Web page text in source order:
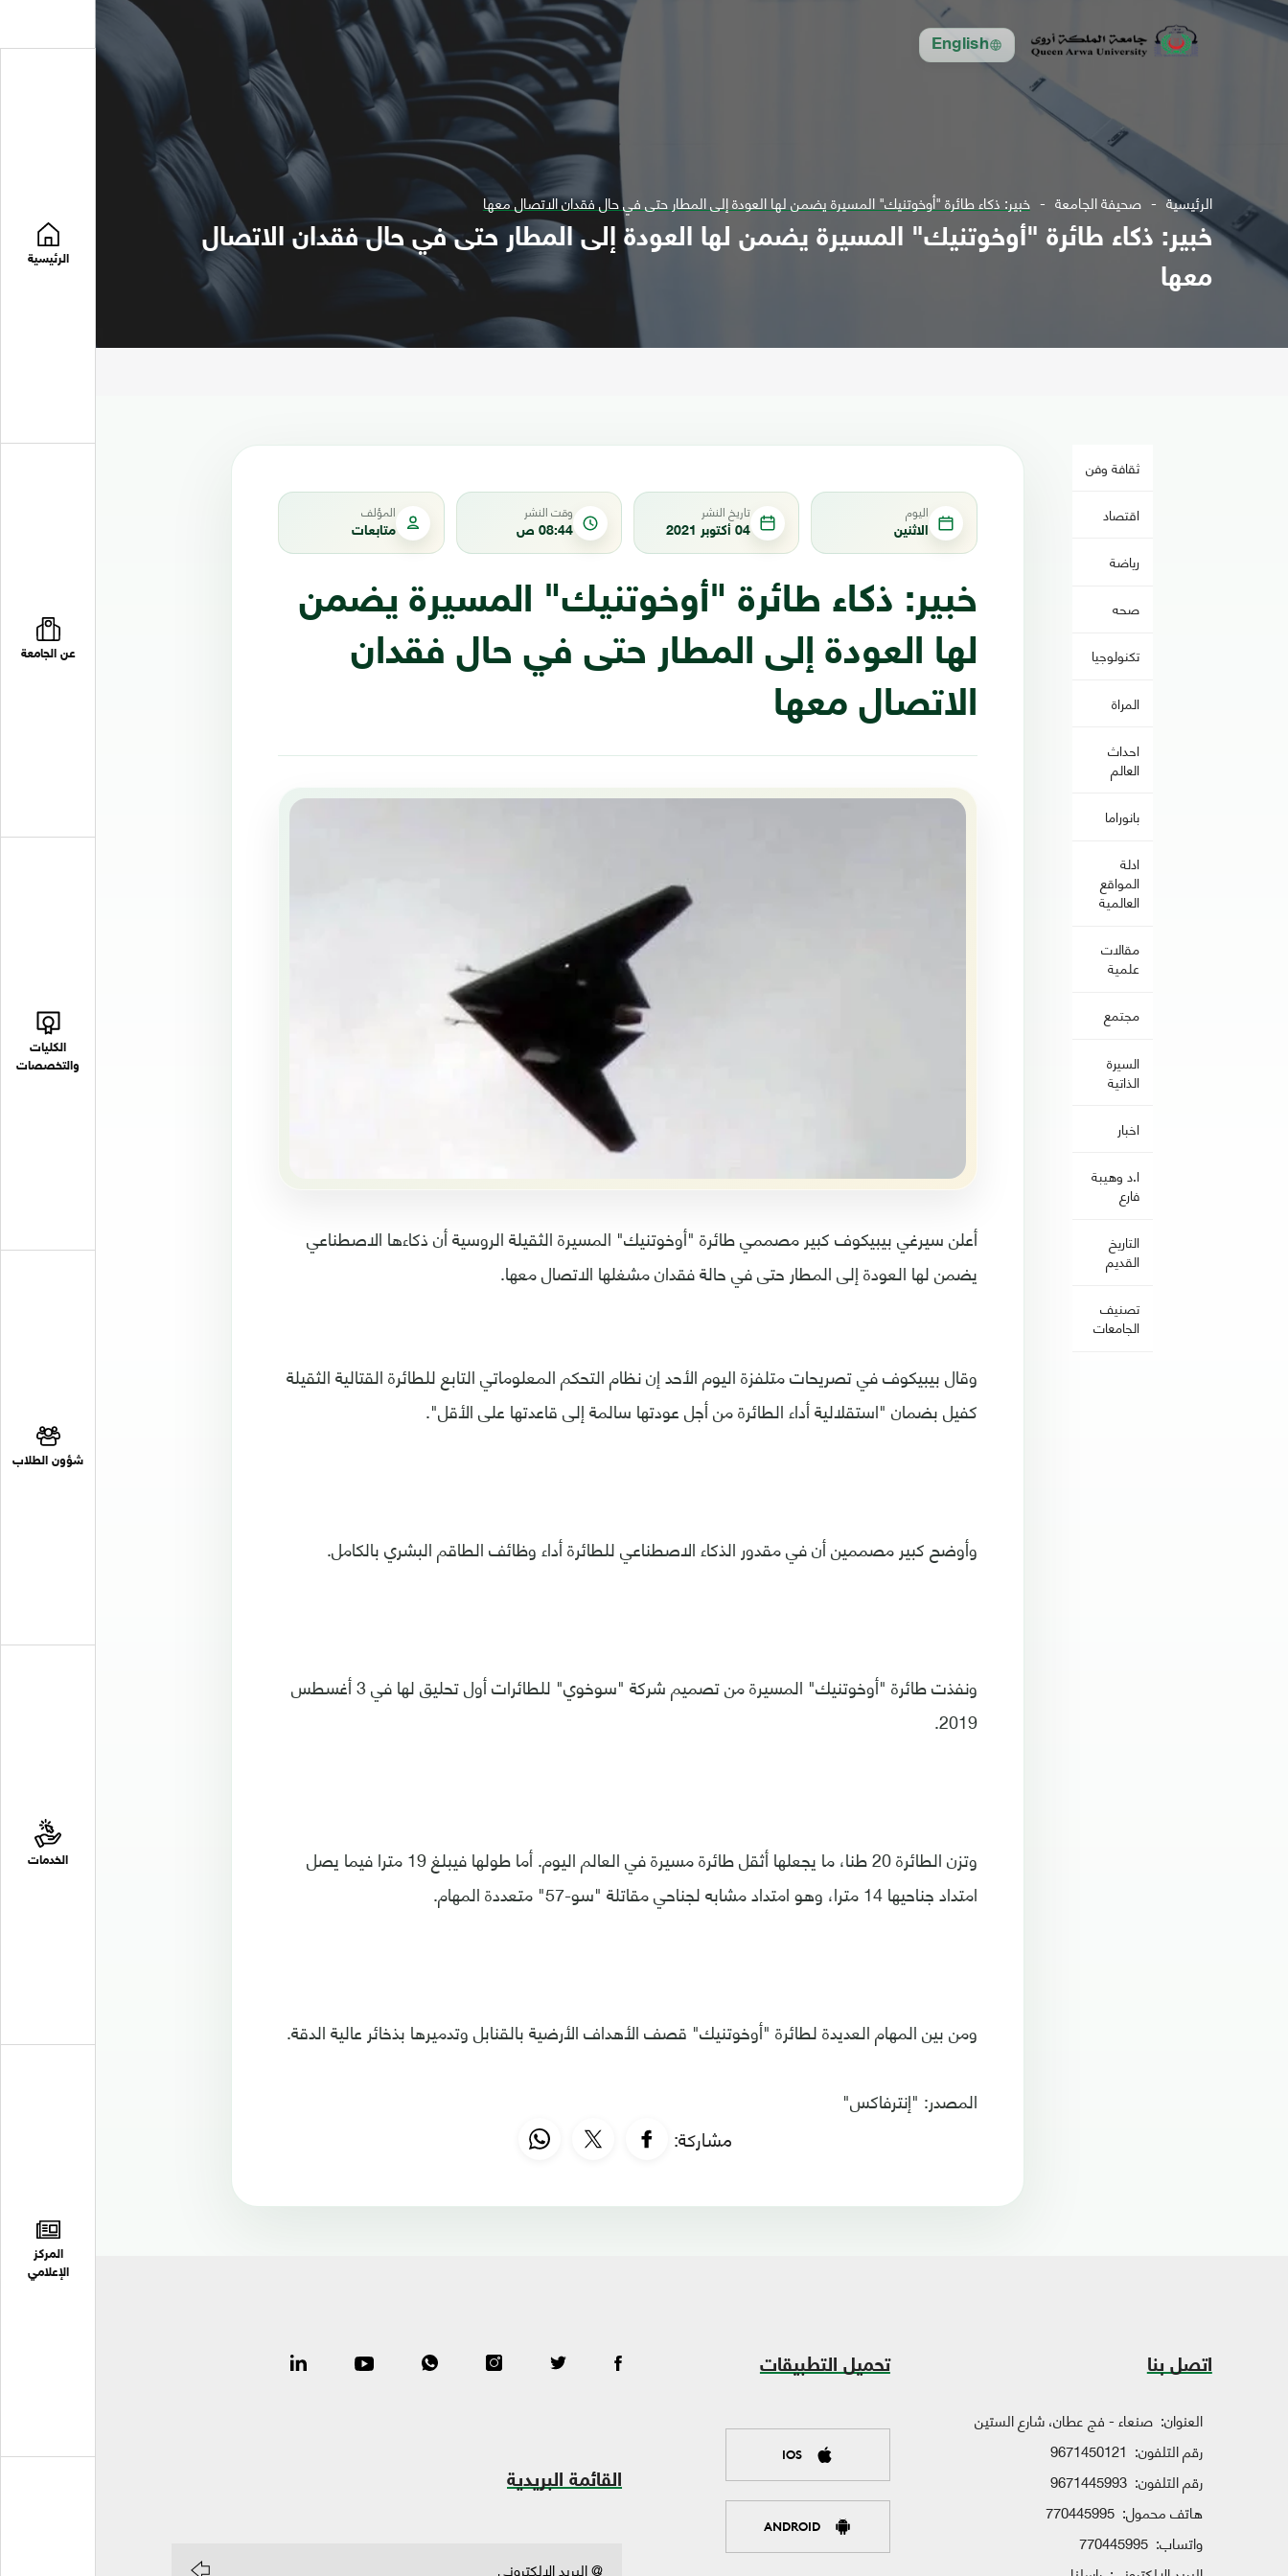
English
الرئيسية
عن الجامعة
الكليات
والتخصصات
شؤون الطلاب
الخدمات
المركز
الإعلامي
الرئيسية صحيفة الجامعة خبير: ذكاء طائرة "أوخوتنيك" المسيرة يضمن لها العودة إلى المطار حتى في حال فقدان الاتصال معها
خبير: ذكاء طائرة "أوخوتنيك" المسيرة يضمن لها العودة إلى المطار حتى في حال فقدان الاتصال
معها
ثقافة وفن
اقتصاد
رياضة
صحه
تكنولوجيا
المراة
احداث
العالم
بانوراما
ادلة
المواقع
العالمية
مقالات
علمية
مجتمع
السيرة
الذاتية
اخبار
ا.د وهيبة
فارع
التاريخ
القديم
تصنيف
الجامعات
اليوم
الاثنين
تاريخ النشر
04 أكتوبر 2021
وقت النشر
08:44 ص
المؤلف
متابعات
خبير: ذكاء طائرة "أوخوتنيك" المسيرة يضمن
لها العودة إلى المطار حتى في حال فقدان
الاتصال معها
أعلن سيرغي بيبيكوف كبير مصممي طائرة "أوخوتنيك" المسيرة الثقيلة الروسية أن ذكاءها الاصطناعي
يضمن لها العودة إلى المطار حتى في حالة فقدان مشغلها الاتصال معها.
وقال بيبيكوف في تصريحات متلفزة اليوم الأحد إن نظام التحكم المعلوماتي التابع للطائرة القتالية الثقيلة
كفيل بضمان "استقلالية أداء الطائرة من أجل عودتها سالمة إلى قاعدتها على الأقل".
وأوضح كبير مصممين أن في مقدور الذكاء الاصطناعي للطائرة أداء وظائف الطاقم البشري بالكامل.
ونفذت طائرة "أوخوتنيك" المسيرة من تصميم شركة "سوخوي" للطائرات أول تحليق لها في 3 أغسطس
2019.
وتزن الطائرة 20 طنا، ما يجعلها أثقل طائرة مسيرة في العالم اليوم. أما طولها فيبلغ 19 مترا فيما يصل
امتداد جناحيها 14 مترا، وهو امتداد مشابه لجناحي مقاتلة "سو-57" متعددة المهام.
ومن بين المهام العديدة لطائرة "أوخوتنيك" قصف الأهداف الأرضية بالقنابل وتدميرها بذخائر عالية الدقة.
المصدر: "إنترفاكس"
مشاركة:
اتصل بنا
العنوان: صنعاء - فج عطان، شارع الستين
رقم التلفون: 9671450121
رقم التلفون: 9671445993
هاتف محمول: 770445995
واتساب: 770445995
تحميل التطبيقات
IOS
ANDROID
القائمة البريدية